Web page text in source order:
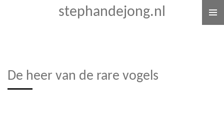
stephandejong.nl
De heer van de rare vogels